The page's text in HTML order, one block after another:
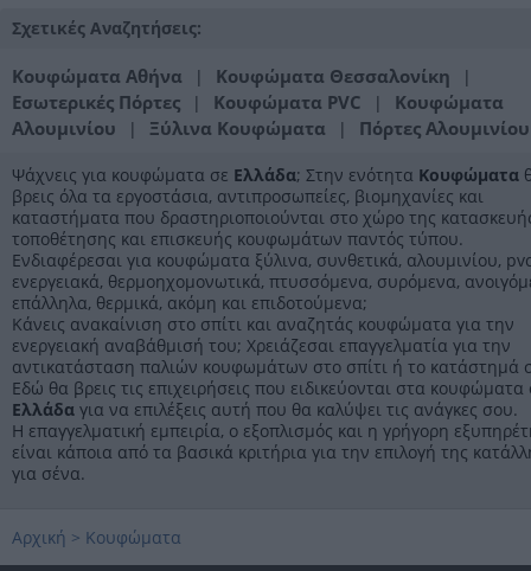
Σχετικές Αναζητήσεις:
Κουφώματα Αθήνα | Κουφώματα Θεσσαλονίκη |
Εσωτερικές Πόρτες | Κουφώματα PVC |
Κουφώματα
Αλουμινίου
| Ξύλινα Κουφώματα | Πόρτες Αλουμινίου
Ψάχνεις για κουφώματα σε Ελλάδα; Στην ενότητα Κουφώματα
βρεις όλα τα εργοστάσια, αντιπροσωπείες, βιομηχανίες και
καταστήματα που δραστηριοποιούνται στο χώρο της
τοποθέτησης και επισκευής κουφωμάτων παντός τύπου.
Ενδιαφέρεσαι για κουφώματα ξύλινα, συνθετικά, αλουμινίου,
ενεργειακά, θερμοηχομονωτικά, πτυσσόμενα, συρόμενα,
επάλληλα, θερμικά, ακόμη και επιδοτούμενα;
Κάνεις ανακαίνιση στο σπίτι και αναζητάς κουφώματα για την
ενεργειακή αναβάθμισή του; Χρειάζεσαι επαγγελματία για την
αντικατάσταση παλιών κουφωμάτων στο σπίτι ή το κατάστημά
Εδώ θα βρεις τις επιχειρήσεις που ειδικεύονται στα κουφώματα
Ελλάδα για να επιλέξεις αυτή που θα καλύψει τις ανάγκες σου.
Η επαγγελματική εμπειρία, ο εξοπλισμός και η γρήγορη
είναι κάποια από τα βασικά κριτήρια για την επιλογή της
για σένα.
Αρχική > Κουφώματα